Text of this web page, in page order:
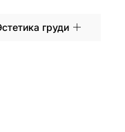
груди